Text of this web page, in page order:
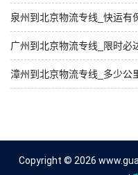
泉州到北京物流专线_快运有
广州到北京物流专线_限时必
漳州到北京物流专线_多少公
Copyright © 2026